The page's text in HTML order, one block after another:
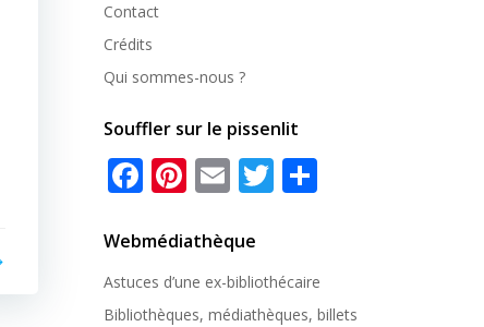
Contact
Crédits
Qui sommes-nous ?
Souffler sur le pissenlit
Facebook
Pinterest
EmailTwitter
Webmédiathèque
Astuces d’une ex-bibliothécaire
Bibliothèques, médiathèques, billets